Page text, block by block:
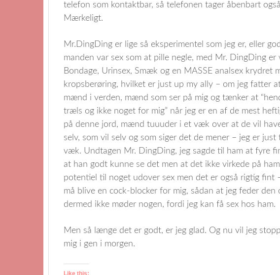
telefon som kontaktbar, så telefonen tager åbenbart
Mærkeligt.
Mr.DingDing er lige så eksperimentel som jeg er, eller
manden var sex som at pille negle, med Mr. DingDing
Bondage, Urinsex, Smæk og en MASSE analsex krydret
kropsberøring, hvilket er just up my ally – om jeg fatter
mænd i verden, mænd som ser på mig og tænker at
træls og ikke noget for mig” når jeg er en af de mest
på denne jord, mænd tuuuder i et væk over at de vil
selv, som vil selv og som siger det de mener – jeg er
væk. Undtagen Mr. DingDing, jeg sagde til ham at fyre
at han godt kunne se det men at det ikke virkede på
potentiel til noget udover sex men det er også rigtig fint
må blive en cock-blocker for mig, sådan at jeg feder
dermed ikke møder nogen, fordi jeg kan få sex hos ham.
Men så længe det er godt, er jeg glad. Og nu vil jeg
mig i gen i morgen.
Like this: